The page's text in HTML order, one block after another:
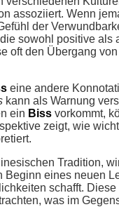
assoziiert. Wenn
der
sowohl positive
oft den Übergang
eine andere
kann als Warnung
ein Biss vorkommt,
zeigt, wie
Tradition,
Beginn eines neuen
schafft.
was im